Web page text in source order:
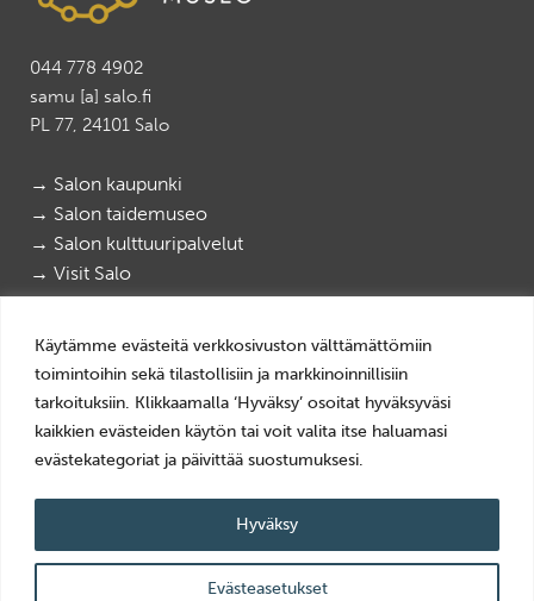
Käytämme evästeitä verkkosivuston välttämättömiin
toimintoihin sekä tilastollisiin ja markkinoinnillisiin
tarkoituksiin. Klikkaamalla ‘Hyväksy’ osoitat hyväksyväsi
kaikkien evästeiden käytön tai voit valita itse haluamasi
evästekategoriat ja päivittää suostumuksesi.
Evästeasetukset
Hyväksy
044 778 4902
samu [a] salo.fi
PL 77, 24101 Salo
→ Salon kaupunki
→ Salon taidemuseo
→ Salon kulttuuripalvelut
→ Visit Salo
@salonpaikallismuseot
Tietosuoja
© 2025 Salon kaupunki
Evermade